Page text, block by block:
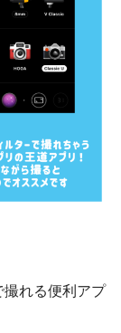
れる便利アプ